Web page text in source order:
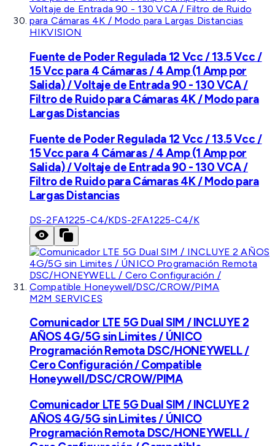
HIKVISION
Fuente de Poder Regulada 12 Vcc / 13.5 Vcc /
15 Vcc para 4 Cámaras / 4 Amp (1 Amp por
Salida) / Voltaje de Entrada 90 - 130 VCA /
Filtro de Ruido para Cámaras 4K / Modo para
Largas Distancias
Fuente de Poder Regulada 12 Vcc / 13.5 Vcc /
15 Vcc para 4 Cámaras / 4 Amp (1 Amp por
Salida) / Voltaje de Entrada 90 - 130 VCA /
Filtro de Ruido para Cámaras 4K / Modo para
Largas Distancias
DS-2FA1225-C4/KDS-2FA1225-C4/K
M2M SERVICES
Comunicador LTE 5G Dual SIM / INCLUYE 2
AÑOS 4G/5G sin Limites / ÚNICO
Programación Remota DSC/HONEYWELL /
Cero Configuración / Compatible
Honeywell/DSC/CROW/PIMA
Comunicador LTE 5G Dual SIM / INCLUYE 2
AÑOS 4G/5G sin Limites / ÚNICO
Programación Remota DSC/HONEYWELL /